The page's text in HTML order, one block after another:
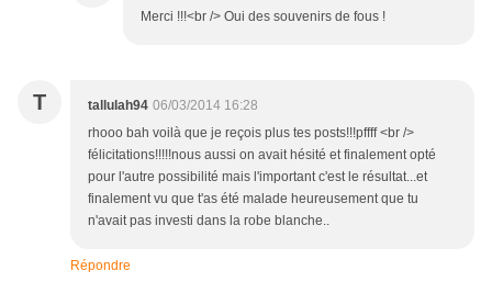
Merci !!!<br /> Oui des souvenirs de fous !
T tallulah94 06/03/2014 16:28
rhooo bah voilà que je reçois plus tes posts!!!pffff <br />
félicitations!!!!!nous aussi on avait hésité et finalement opté
pour l'autre possibilité mais l'important c'est le résultat...et
finalement vu que t'as été malade heureusement que tu
n'avait pas investi dans la robe blanche..
Répondre